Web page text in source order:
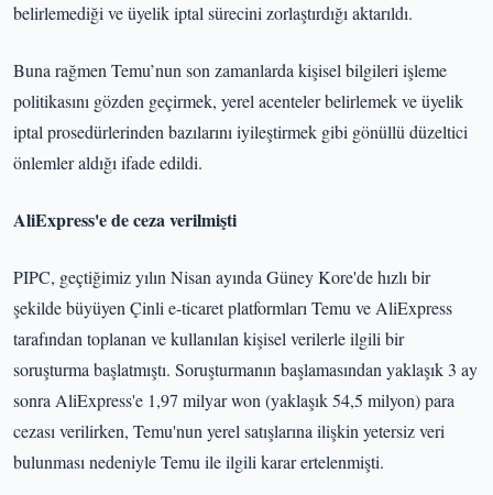
belirlemediği ve üyelik iptal sürecini zorlaştırdığı aktarıldı.
Buna rağmen Temu’nun son zamanlarda kişisel bilgileri işleme
politikasını gözden geçirmek, yerel acenteler belirlemek ve üyelik
iptal prosedürlerinden bazılarını iyileştirmek gibi gönüllü düzeltici
önlemler aldığı ifade edildi.
AliExpress'e de ceza verilmişti
PIPC, geçtiğimiz yılın Nisan ayında Güney Kore'de hızlı bir
şekilde büyüyen Çinli e-ticaret platformları Temu ve AliExpress
tarafından toplanan ve kullanılan kişisel verilerle ilgili bir
soruşturma başlatmıştı. Soruşturmanın başlamasından yaklaşık 3 ay
sonra AliExpress'e 1,97 milyar won (yaklaşık 54,5 milyon) para
cezası verilirken, Temu'nun yerel satışlarına ilişkin yetersiz veri
bulunması nedeniyle Temu ile ilgili karar ertelenmişti.